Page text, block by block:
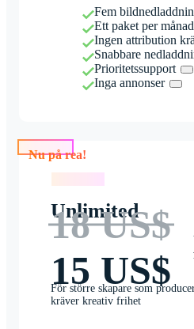
Fem
Ett paket per månad
Ingen attribution
Snabbare
Prioritetssupport
Inga annonser
Nu på rea!
Unlimited
18 US$
15 US$
För större skapare som
kräver kreativ frihet